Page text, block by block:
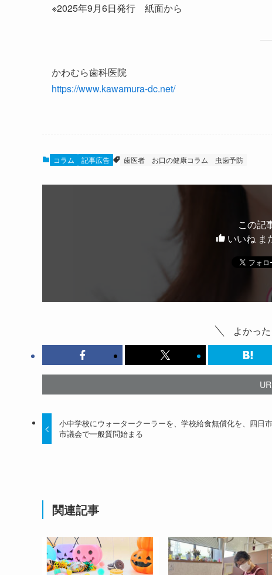
※2025年9月6日発行 紙面から
かわむら歯科医院
https://www.kawamura-dc.net/
コラム 記事広告 歯医者 お口の健康コラム 虫歯予防
この記
いいね ま
よかっ
小中学校にウォータークーラーを、学校給食無償化を、四日市
市議会で一般質問始まる
関連記事